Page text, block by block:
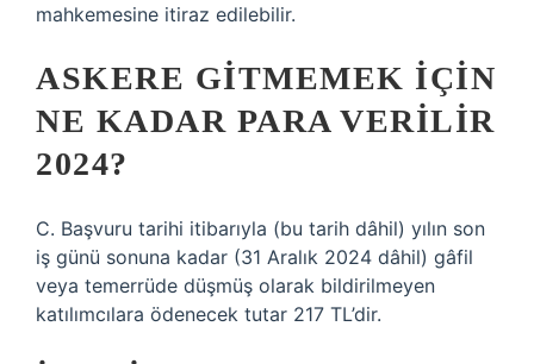
mahkemesine itiraz edilebilir.
ASKERE GITMEMEK IÇIN
NE KADAR PARA VERILIR
2024?
C. Başvuru tarihi itibarıyla (bu tarih dâhil) yılın son
iş günü sonuna kadar (31 Aralık 2024 dâhil) gâfil
veya temerrüde düşmüş olarak bildirilmeyen
katılımcılara ödenecek tutar 217 TL’dir.